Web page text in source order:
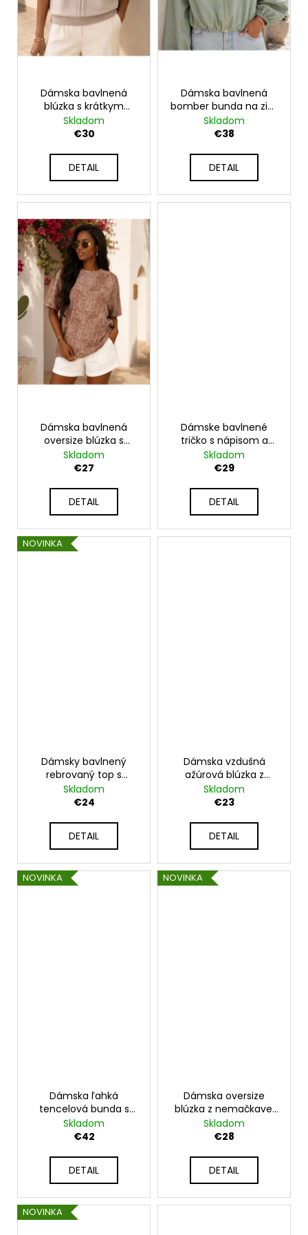
d
u
k
Dámska bavlnená
blúzka s krátkym
rukávom a pleteným
detailom UB-TIVOLI
Skladom
€30
DETAIL
Dámska bavlnená
bomber bunda na zips
KATE
Skladom
€38
DETAIL
Dámska bavlnená
oversize blúzka s
melanžovým efektom
UB-CAMBRE
Skladom
€27
DETAIL
Dámske bavlnené
tričko s nápisom a
sťahovaním dole UB-
REMIGIO
Skladom
€29
DETAIL
NOVINKA
Dámsky bavlnený
rebrovaný top s
výstrihom do V UB-
COMETTI
Skladom
€24
DETAIL
Dámska vzdušná
ažúrová blúzka z
viskózy UB-ARONNA
Skladom
€23
DETAIL
NOVINKA
Dámska ľahká
tencelová bunda s
bodkami na zips UB-
CRECY
Skladom
€42
DETAIL
NOVINKA
Dámska oversize
blúzka z nemačkavej
viskózy s kvetinovou
potlačou UB-ZINZA
Skladom
€28
DETAIL
NOVINKA